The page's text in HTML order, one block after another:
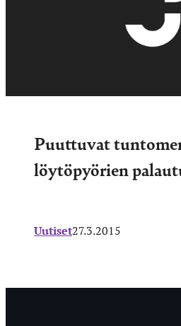
Puuttuvat
löytöpyörien
Uutiset27.3.2015